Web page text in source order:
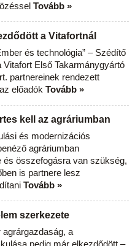
Tovább »
a Vitafortnál
és technológia” – Szédítő
Vitafort Első Takarmánygyártó
partnereinek rendezett
előadók Tovább »
kell az agráriumban
és modernizációs
agráriumban
és összefogásra van szükség,
is partnere lesz
Tovább »
szerkezete
a
pedig már elkezdődött –